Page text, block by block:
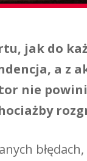
jak do
a z
nie